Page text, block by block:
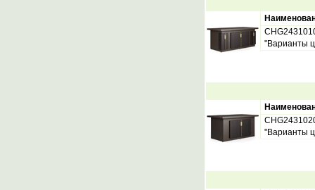
"Варианты
"Варианты